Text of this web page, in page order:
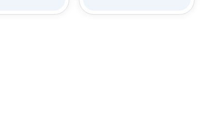
bio gránátalmával - 50 ml
gránátalmával - 50 ml
Dr.Organic izzadásgátló roll-on bio levendulával - 50
Dr.Organic izzadásgátló roll-on bio levendulával - 50